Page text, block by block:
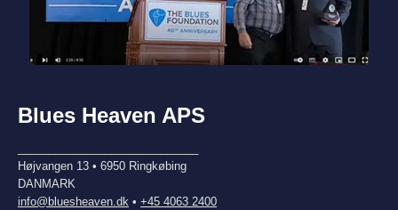
Blues Heaven APS
Højvangen 13 • 6950 Ringkøbing
DANMARK
info@bluesheaven.dk • +45 4063 2400